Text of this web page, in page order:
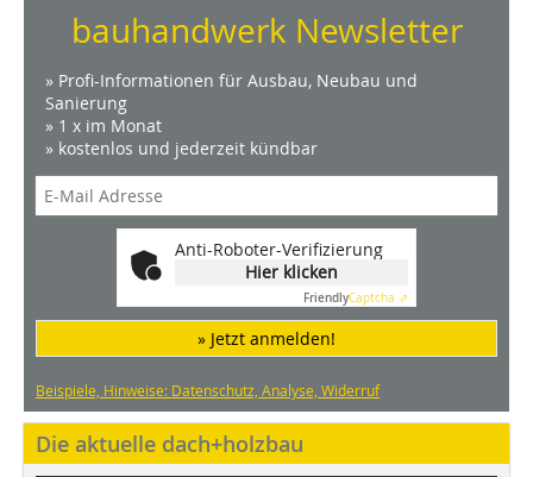
bauhandwerk Newsletter
» Profi-Informationen für Ausbau, Neubau und
Sanierung
» 1 x im Monat
» kostenlos und jederzeit kündbar
Anti-Roboter-Verifizierung
Hier klicken
FriendlyCaptcha ⇗
» Jetzt anmelden!
Beispiele, Hinweise: Datenschutz, Analyse, Widerruf
Die aktuelle dach+holzbau